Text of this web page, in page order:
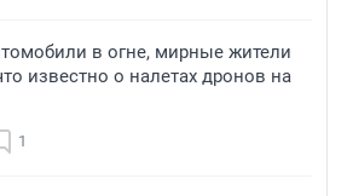
в огне, мирные жители
известно о налетах дронов на
1